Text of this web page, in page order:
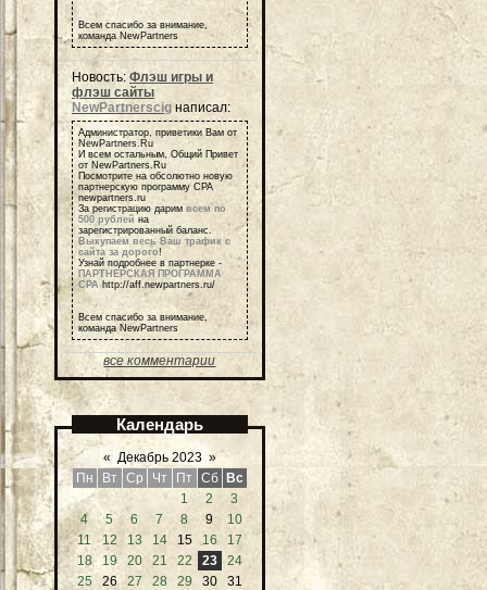
Всем спасибо за внимание,
команда NewPartners
Новость: Флэш игры и
флэш сайты
NewPartnerscig написал:
Администратор, приветики Вам от
NewPartners.Ru
И всем остальным, Общий Привет
от NewPartners.Ru
Посмотрите на обсолютно новую
партнерскую программу СРА
newpartners.ru
За регистрацию дарим всем по
500 рублей на
зарегистрированный баланс.
Выкупаем весь Ваш трафик с
сайта за дорого!
Узнай подробнее в партнерке -
ПАРТНЕРСКАЯ ПРОГРАММА
СРА http://aff.newpartners.ru/
Всем спасибо за внимание,
команда NewPartners
все комментарии
Календарь
« Декабрь 2023 »
Пн
Вт Ср Чт Пт Сб
Вс
1
2
3
4
5 6 7 8 9
10
11
12 13 14 15 16
17
18
19 20 21 22 23
24
25
26 27 28 29 30 31